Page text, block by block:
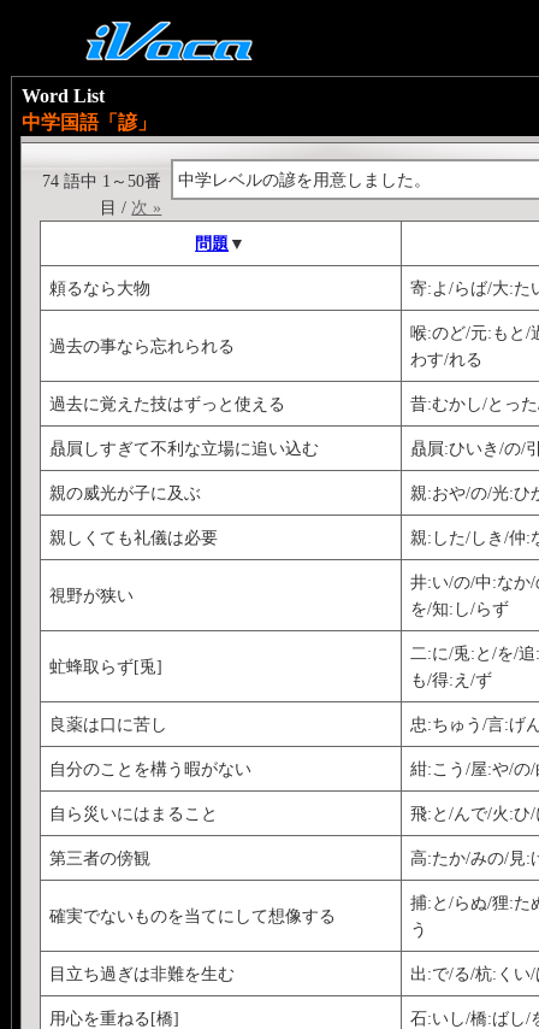
Word List
中学国語「諺」
中学レベルの諺を用意しました。
74 語中 1～50番
目 / 次 »
問題 ▼
頼るなら大物 寄:よ/らば/大:た
過去の事なら忘れられる
喉:のど/元:もと/
わす/れる
過去に覚えた技はずっと使える 昔:むかし/とっ
贔屓しすぎて不利な立場に追い込む 贔屓:ひいき/の/
親の威光が子に及ぶ 親:おや/の/光:ひ
親しくても礼儀は必要 親:した/しき/仲:
視野が狭い
井:い/の/中:なか
を/知:し/らず
虻蜂取らず[兎]
二:に/兎:と/を/
も/得:え/ず
良薬は口に苦し 忠:ちゅう/言:げ
自分のことを構う暇がない 紺:こう/屋:や/の
自ら災いにはまること 飛:と/んで/火:ひ
第三者の傍観 高:たか/みの/見:
確実でないものを当てにして想像する
捕:と/らぬ/狸:た
う
目立ち過ぎは非難を生む 出:で/る/杭:くい
用心を重ねる[橋] 石:いし/橋:ばし/